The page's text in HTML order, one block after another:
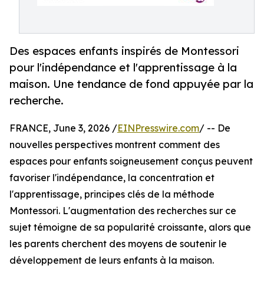
Des espaces enfants inspirés de Montessori
pour l'indépendance et l'apprentissage à la
maison. Une tendance de fond appuyée par la
recherche.
FRANCE, June 3, 2026 /EINPresswire.com/ -- De
nouvelles perspectives montrent comment des
espaces pour enfants soigneusement conçus peuvent
favoriser l'indépendance, la concentration et
l'apprentissage, principes clés de la méthode
Montessori. L'augmentation des recherches sur ce
sujet témoigne de sa popularité croissante, alors que
les parents cherchent des moyens de soutenir le
développement de leurs enfants à la maison.